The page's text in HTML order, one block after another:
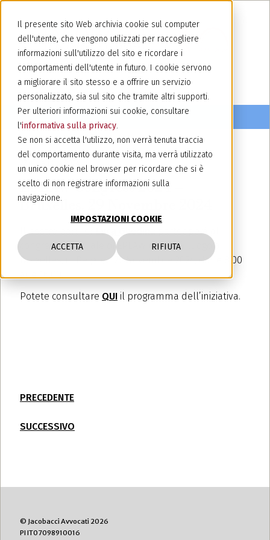
Il presente sito Web archivia cookie sul computer
dell'utente, che vengono utilizzati per raccogliere
informazioni sull'utilizzo del sito e ricordare i
comportamenti dell'utente in futuro. I cookie servono
a migliorare il sito stesso e a offrire un servizio
personalizzato, sia sul sito che tramite altri supporti.
Per ulteriori informazioni sui cookie, consultare
l'informativa sulla privacy.
Se non si accetta l'utilizzo, non verrà tenuta traccia
del comportamento durante visita, ma verrà utilizzato
un unico cookie nel browser per ricordare che si è
scelto di non registrare informazioni sulla
navigazione.
IMPOSTAZIONI COOKIE
ACCETTA RIFIUTA
27 novembre 2024
EPLAW Congress 2024 –
Bruxelles, 29 Novembre 2024
Il nostro partnerLuca Ghedinaparteciperà al
congresso annuale di EPLAW che avrà luogo a
Bruxelles, in Belgio, il 29 Novembre 2024, dalle 8.00
Potete consultare QUI il programma dell’iniziativa.
PRECEDENTE
SUCCESSIVO
© Jacobacci Avvocati 2026
PI IT07098910016